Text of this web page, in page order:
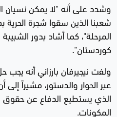
وشدد على أنه "لا يمكن نسيان
شعبنا الذين سقوا شجرة الحرية
المرحلة"، كما أشاد بدور
كوردستان".
ولفت نيجيرفان بارزاني أنه
عبر الحوار والدستور، مشيراً
الذي يستطيع الدفاع عن
المكونات.